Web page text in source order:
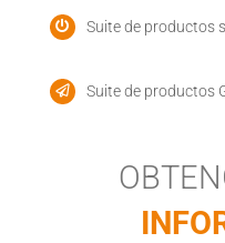
Suite de productos
Suite de productos